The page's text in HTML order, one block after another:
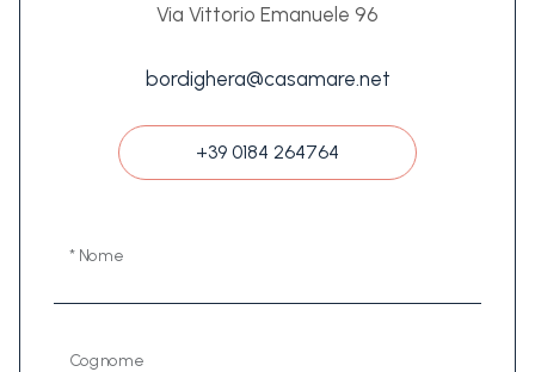
Via Vittorio Emanuele 96
bordighera@casamare.net
+39 0184 264764
* Nome
Cognome